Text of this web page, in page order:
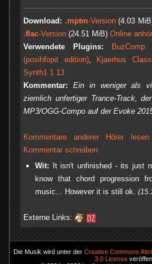
Download: .mptm-Version(4.03
.flac-Version (24.51 MiB) Online
Verwendete Plugins:
(posihfopit edition), Kjaerhus
Synth1 1.13
Kommentar:
Ein in weniger als
ziemlich unfertiger Trance-Track,
MP3/OGG-Compo auf der Evoke
Kommentare anderer Hörer
Kommentar schreiben
Wit: It isn't unfinished - its just
know that chord progression
music... However it is still ok.
Externe Links:
Die Musik wird unter der Creative Commons
3.0 License